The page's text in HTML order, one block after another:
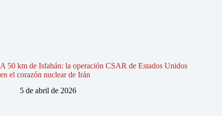
A 50 km de Isfahán: la operación CSAR de Estados Unidos
en el corazón nuclear de Irán
5 de abril de 2026